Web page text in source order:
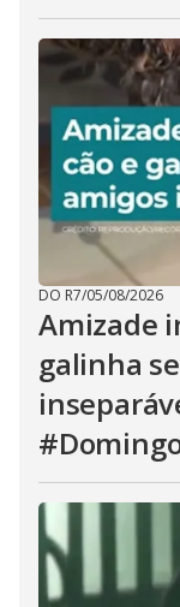
DO R7/05/08/2026
Amizade
galinha